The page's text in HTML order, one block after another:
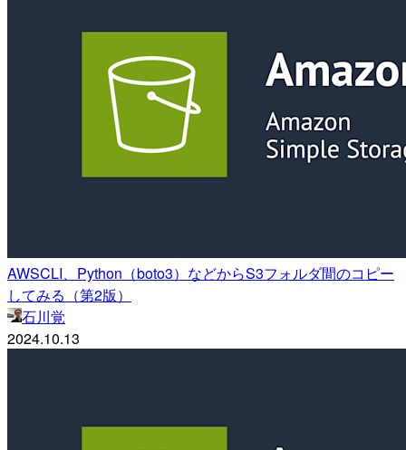
AWSCLI、Python（boto3）などからS3フォルダ間のコピー
してみる（第2版）
石川覚
2024.10.13